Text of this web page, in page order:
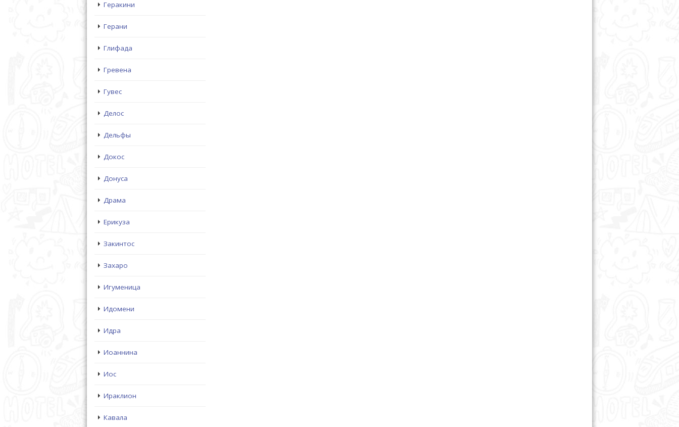
Геракини
Герани
Глифада
Гревена
Гувес
Делос
Дельфы
Докос
Донуса
Драма
Ерикуза
Закинтос
Захаро
Игуменица
Идомени
Идра
Иоаннина
Иос
Ираклион
Кавала